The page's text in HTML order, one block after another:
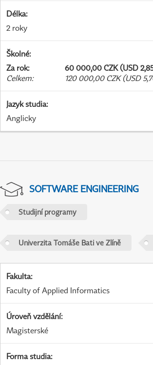
Délka:
2 roky
Školné:
Za rok:
60 000,00 CZK (USD
Celkem: 120 000,00 CZK (USD
Jazyk studia:
Anglicky
SOFTWARE ENGINEERING
Studijní programy
Univerzita Tomáše Bati ve Zlíně
Fakulta:
Faculty of Applied Informatics
Úroveň vzdělání:
Magisterské
Forma studia: